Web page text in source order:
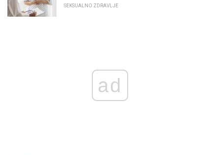
SEKSUALNO ZDRAVLJE
ad